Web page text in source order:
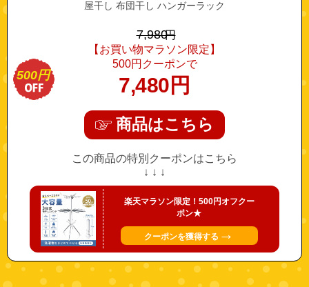
屋干し 布団干し ハンガーラック
7,980円
【お買い物マラソン限定】
500円クーポンで
7,480 円
500円
楽天マラソン限定！500円オフクー
ポン★
クーポンを獲得する →
この商品の特別クーポンはこちら
↓ ↓ ↓
商品はこちら